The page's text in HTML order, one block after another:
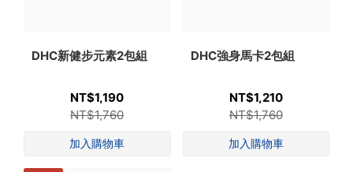
DHC新健步元素2包組
NT$1,190
NT$1,760
DHC強身馬卡2包組
NT$1,210
NT$1,760